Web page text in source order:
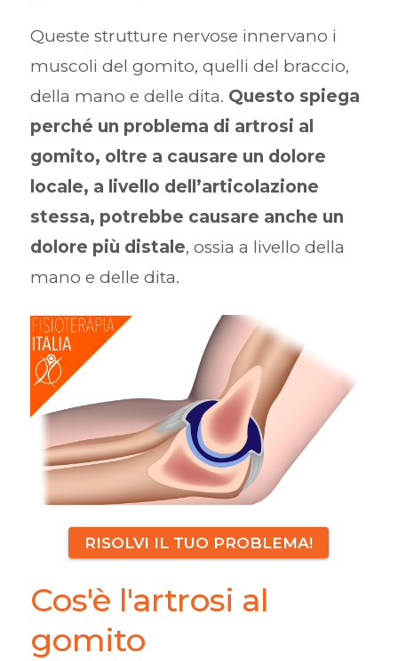
Queste strutture nervose innervano i
muscoli del gomito, quelli del braccio,
della mano e delle dita. Questo spiega
perché un problema di artrosi al
gomito, oltre a causare un dolore
locale, a livello dell’articolazione
stessa, potrebbe causare anche un
dolore più distale, ossia a livello della
mano e delle dita.
RISOLVI IL TUO PROBLEMA!
Cos'è l'artrosi al
gomito